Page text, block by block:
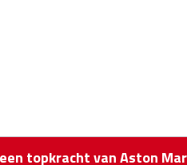
topkracht van Aston